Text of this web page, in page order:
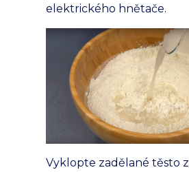
elektrického hnětače.
Vyklopte zadělané těsto